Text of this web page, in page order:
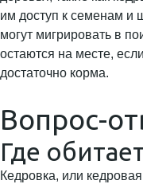
им доступ к семенам и
могут мигрировать в
остаются на месте,
достаточно корма.
Вопрос-
Где
Кедровка, или